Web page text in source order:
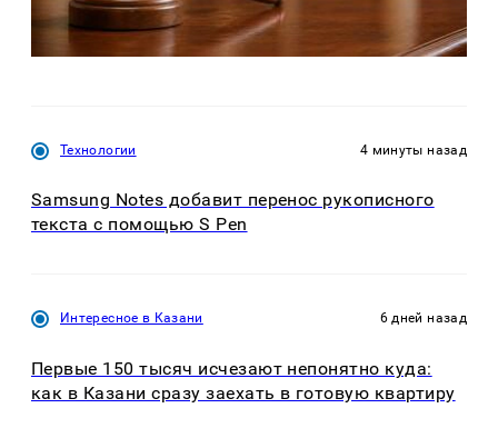
Технологии 4 минуты назад
Samsung Notes добавит перенос рукописного
текста с помощью S Pen
Интересное в Казани 6 дней назад
Первые 150 тысяч исчезают непонятно куда:
как в Казани сразу заехать в готовую квартиру